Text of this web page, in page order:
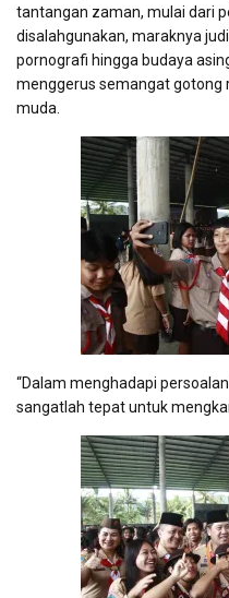
tantangan zaman, mulai dari
disalahgunakan, maraknya
pornografi hingga budaya
menggerus semangat gotong
muda.
“Dalam menghadapi
sangatlah tepat untuk